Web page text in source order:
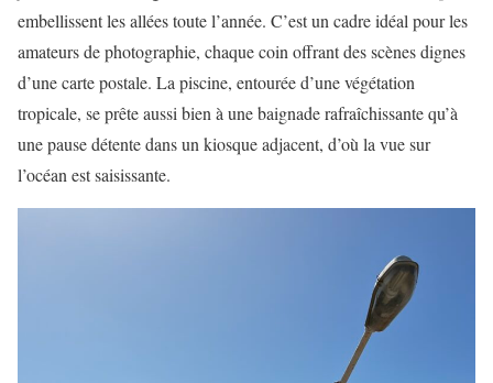
embellissent les allées toute l’année. C’est un cadre idéal pour les
amateurs de photographie, chaque coin offrant des scènes dignes
d’une carte postale. La piscine, entourée d’une végétation
tropicale, se prête aussi bien à une baignade rafraîchissante qu’à
une pause détente dans un kiosque adjacent, d’où la vue sur
l’océan est saisissante.